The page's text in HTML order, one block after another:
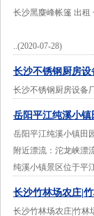
长沙黑麋峰帐篷 出租
..(2020-07-28)
长沙不锈钢厨房
长沙不锈钢厨房设备
岳阳平江纯溪小
岳阳平江纯溪小镇田
附近漂流：沱龙峡漂
纯溪小镇景区位于平
长沙竹林场农庄|
长沙竹林场农庄|竹林